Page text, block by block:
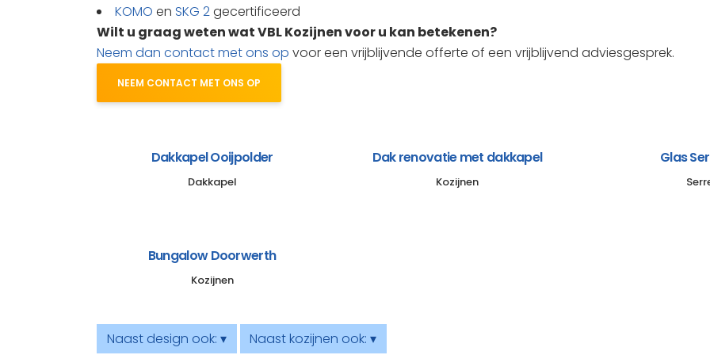
KOMO en SKG 2gecertificeerd
Wilt u graag weten wat VBL Kozijnen voor u kan betekenen?
Neem dan contact met ons op voor een vrijblijvende offerte of een vrijblijvend adviesgesprek.
NEEM CONTACT MET ONS OP
Dakkapel Ooijpolder
Dakkapel
Dak renovatie met dakkapel
Kozijnen
Glas
Bungalow Doorwerth
Kozijnen
Naast design ook: ▾ Naast kozijnen ook: ▾